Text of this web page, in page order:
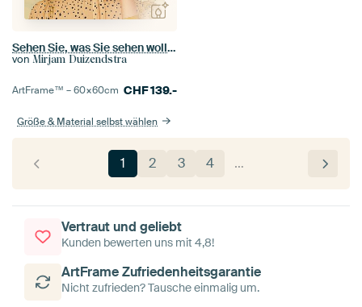
Sehen Sie, was Sie sehen wollen III
von Mirjam Duizendstra
ArtFrame™ –60×60cm CHF139.-
Größe & Material selbst wählen
1 2 3 4 …
Vertraut und geliebt
Kunden bewerten uns mit 4,8!
ArtFrame Zufriedenheitsgarantie
Nicht zufrieden? Tausche einmalig um.